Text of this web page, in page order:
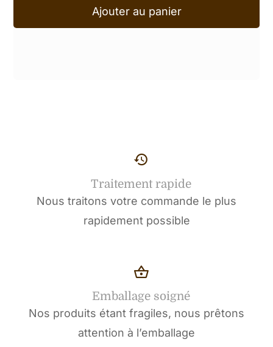
Pâques
Gourmand
Ajouter au panier
Traitement rapide
Nous traitons votre commande le plus
rapidement possible
Emballage soigné
Nos produits étant fragiles, nous prêtons
attention à l’emballage